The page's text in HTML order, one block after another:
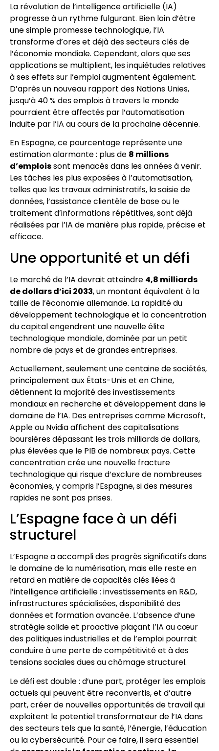
La révolution de l’intelligence artificielle (IA)
progresse à un rythme fulgurant. Bien loin d’être
une simple promesse technologique, l’IA
transforme d’ores et déjà des secteurs clés de
l’économie mondiale. Cependant, alors que ses
applications se multiplient, les inquiétudes relatives
à ses effets sur l’emploi augmentent également.
D’après un nouveau rapport des Nations Unies,
jusqu’à 40 % des emplois à travers le monde
pourraient être affectés par l’automatisation
induite par l’IA au cours de la prochaine décennie.
En Espagne, ce pourcentage représente une
estimation alarmante : plus de 8 millions
d’emploissont menacés dans les années à venir.
Les tâches les plus exposées à l’automatisation,
telles que les travaux administratifs, la saisie de
données, l’assistance clientèle de base ou le
traitement d’informations répétitives, sont déjà
réalisées par l’IA de manière plus rapide, précise et
efficace.
Une opportunité et un défi
Le marché de l’IA devrait atteindre 4,8 milliards
de dollars d’ici 2033, un montant équivalent à la
taille de l’économie allemande. La rapidité du
développement technologique et la concentration
du capital engendrent une nouvelle élite
technologique mondiale, dominée par un petit
nombre de pays et de grandes entreprises.
Actuellement, seulement une centaine de sociétés,
principalement aux États-Unis et en Chine,
détiennent la majorité des investissements
mondiaux en recherche et développement dans le
domaine de l’IA. Des entreprises comme Microsoft,
Apple ou Nvidia affichent des capitalisations
boursières dépassant les trois milliards de dollars,
plus élevées que le PIB de nombreux pays. Cette
concentration crée une nouvelle fracture
technologique qui risque d’exclure de nombreuses
économies, y compris l’Espagne, si des mesures
rapides ne sont pas prises.
L’Espagne face à un défi
structurel
L’Espagne a accompli des progrès significatifs dans
le domaine de la numérisation, mais elle reste en
retard en matière de capacités clés liées à
l’intelligence artificielle : investissements en R&D,
infrastructures spécialisées, disponibilité des
données et formation avancée. L’absence d’une
stratégie solide et proactive plaçant l’IA au cœur
des politiques industrielles et de l’emploi pourrait
conduire à une perte de compétitivité et à des
tensions sociales dues au chômage structurel.
Le défi est double : d’une part, protéger les emplois
actuels qui peuvent être reconvertis, et d’autre
part, créer de nouvelles opportunités de travail qui
exploitent le potentiel transformateur de l’IA dans
des secteurs tels que la santé, l’énergie, l’éducation
ou la cybersécurité. Pour ce faire, il sera essentiel